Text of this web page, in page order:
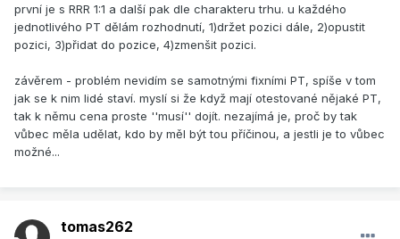
první je s RRR 1:1 a další pak dle charakteru trhu. u každého
jednotlivého PT dělám rozhodnutí, 1)držet pozici dále, 2)opustit
pozici, 3)přidat do pozice, 4)zmenšit pozici.
závěrem - problém nevidím se samotnými fixními PT, spíše v tom
jak se k nim lidé staví. myslí si že když mají otestované nějaké PT,
tak k němu cena proste ''musí'' dojít. nezajímá je, proč by tak
vůbec měla udělat, kdo by měl být tou příčinou, a jestli je to vůbec
možné...
tomas262